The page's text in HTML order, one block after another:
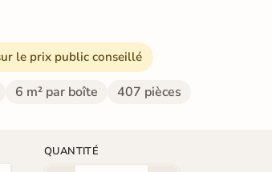
le prix public conseillé
6 m² par boîte 407 pièces
QUANTITÉ